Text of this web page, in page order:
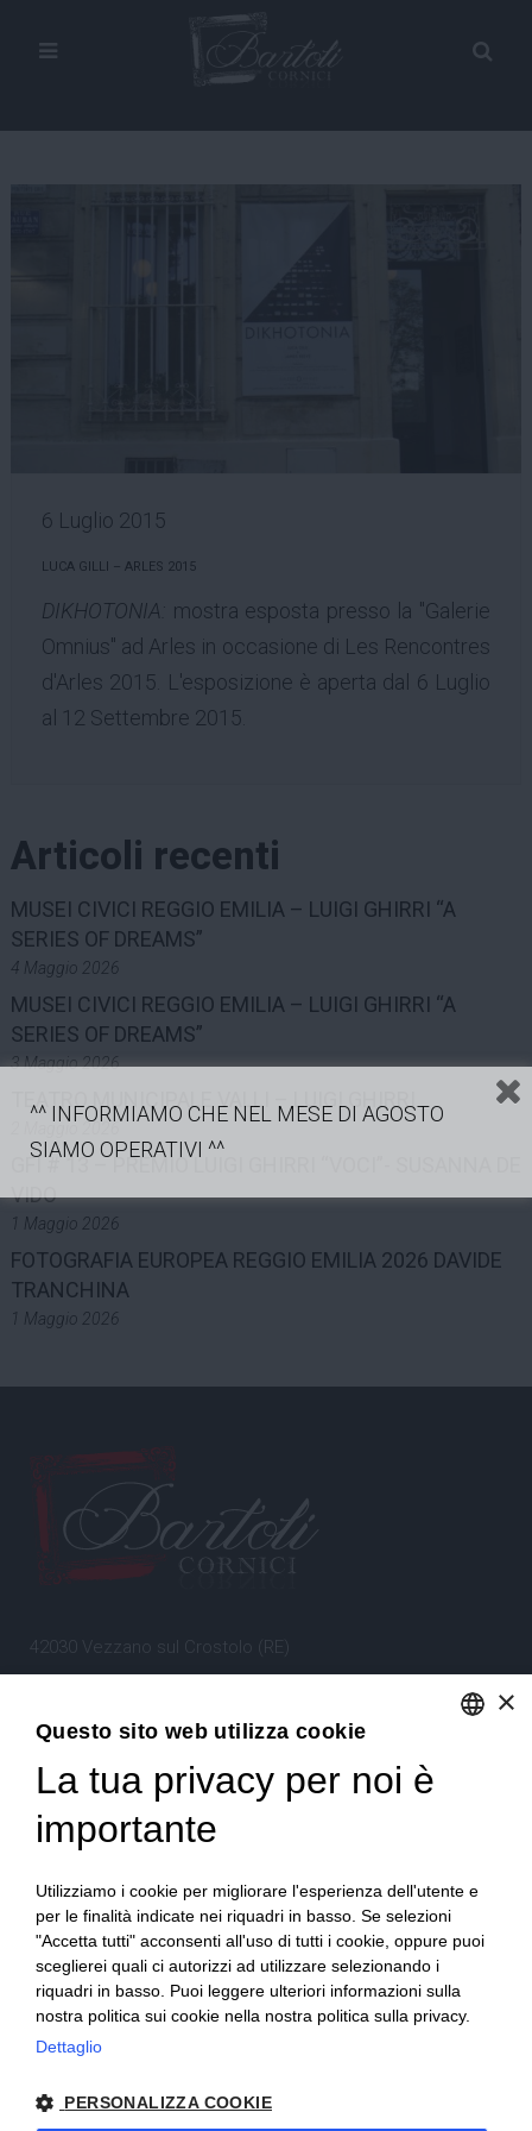
6 Luglio 2015
LUCA GILLI – ARLES 2015
DIKHOTONIA: mostra esposta presso la "Galerie
Omnius" ad Arles in occasione di Les Rencontres
d'Arles 2015. L'esposizione è aperta dal 6 Luglio
al 12 Settembre 2015.
Articoli recenti
MUSEI CIVICI REGGIO EMILIA – LUIGI GHIRRI “A
SERIES OF DREAMS”
4 Maggio 2026
MUSEI CIVICI REGGIO EMILIA – LUIGI GHIRRI “A
SERIES OF DREAMS”
3 Maggio 2026
TEATRO MUNICIPALE VALLI – LUIGI GHIRRI
GFI # 13 – PREMIO LUIGI GHIRRI “VOCI”- SUSANNA DE
VIDO
1 Maggio 2026
FOTOGRAFIA EUROPEA REGGIO EMILIA 2026 DAVIDE
TRANCHINA
1 Maggio 2026
42030 Vezzano sul Crostolo (RE)
Tel.
Stefano Bartoli – P.Iva00764300356
Home Progetto News
Archivio/Portfolio
Contatti
Sitemap
^^ INFORMIAMO CHE NEL MESE DI AGOSTO
SIAMO OPERATIVI ^^
×
Questo sito web utilizza cookie
La tua privacy per noi è
importante
Utilizziamo i cookie per migliorare l'esperienza dell'utente e
per le finalità indicate nei riquadri in basso. Se selezioni
"Accetta tutti" acconsenti all'uso di tutti i cookie, oppure puoi
sceglierei quali ci autorizzi ad utilizzare selezionando i
riquadri in basso. Puoi leggere ulteriori informazioni sulla
nostra politica sui cookie nella nostra politica sulla privacy.
Dettaglio
PERSONALIZZA COOKIE